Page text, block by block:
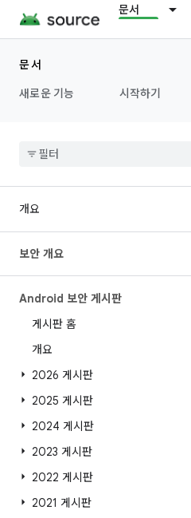
문서
문서
새로운 기능
시작하기
개요
보안 개요
Android 보안 게시판
게시판 홈
개요
2026 게시판
2025 게시판
2024 게시판
2023 게시판
2022 게시판
2021 게시판